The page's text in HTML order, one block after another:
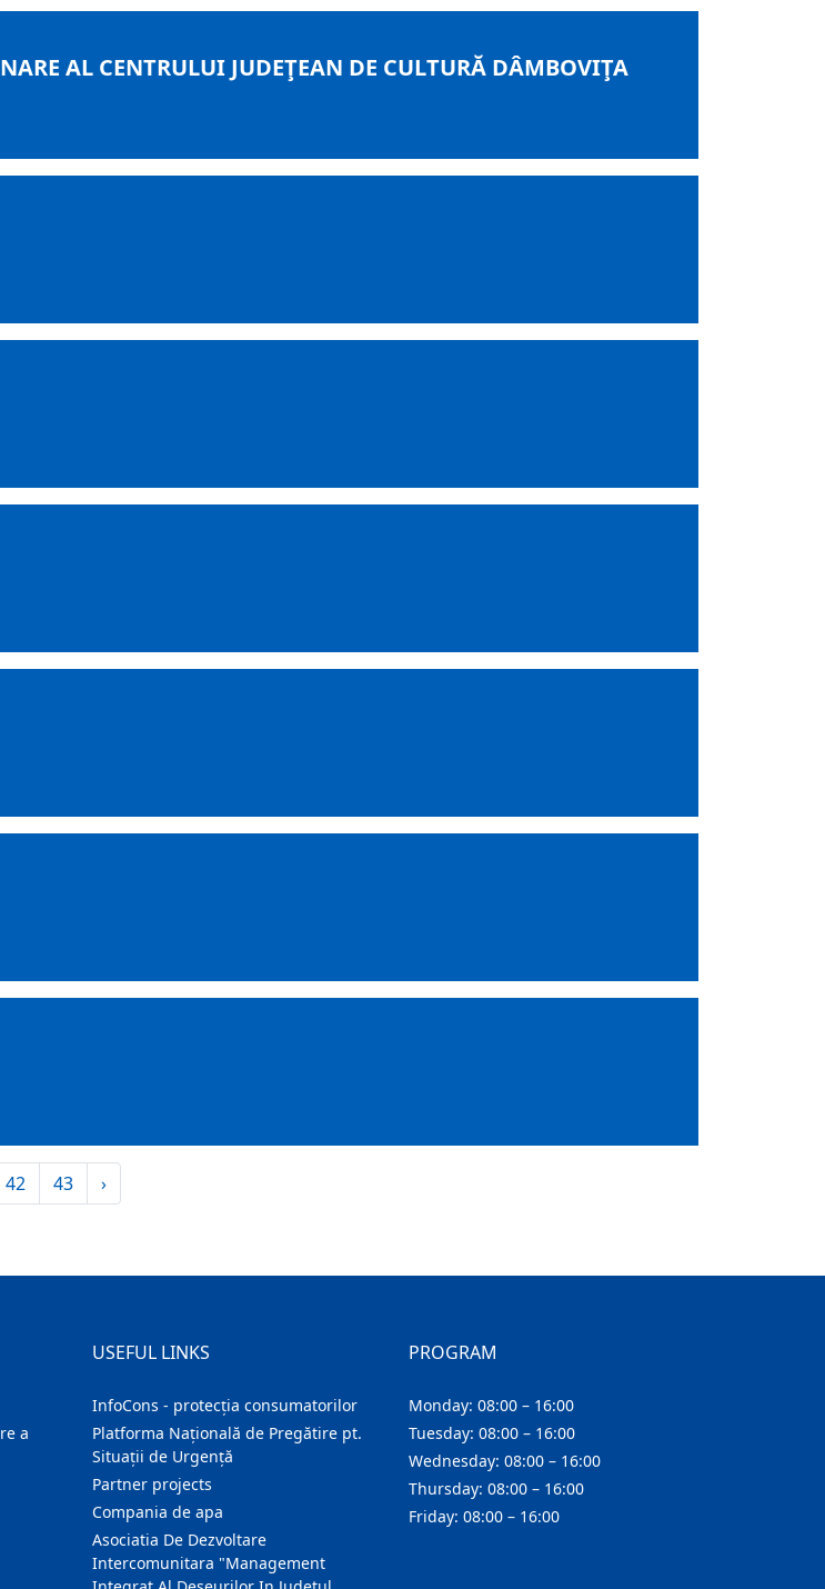
AL CENTRULUI JUDEŢEAN DE CULTURĂ DÂMBOVIŢA
42 43 ›
a
USEFUL LINKS
InfoCons - protecția consumatorilor
Platforma Națională de Pregătire pt.
Situații de Urgență
Partner projects
Compania de apa
Asociatia De Dezvoltare
Intercomunitara "Management
PROGRAM
Monday: 08:00 – 16:00
Tuesday: 08:00 – 16:00
Wednesday: 08:00 – 16:00
Thursday: 08:00 – 16:00
Friday: 08:00 – 16:00